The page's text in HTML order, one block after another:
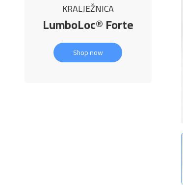
KRALJEŽNICA
LumboLoc® Forte
Shop now